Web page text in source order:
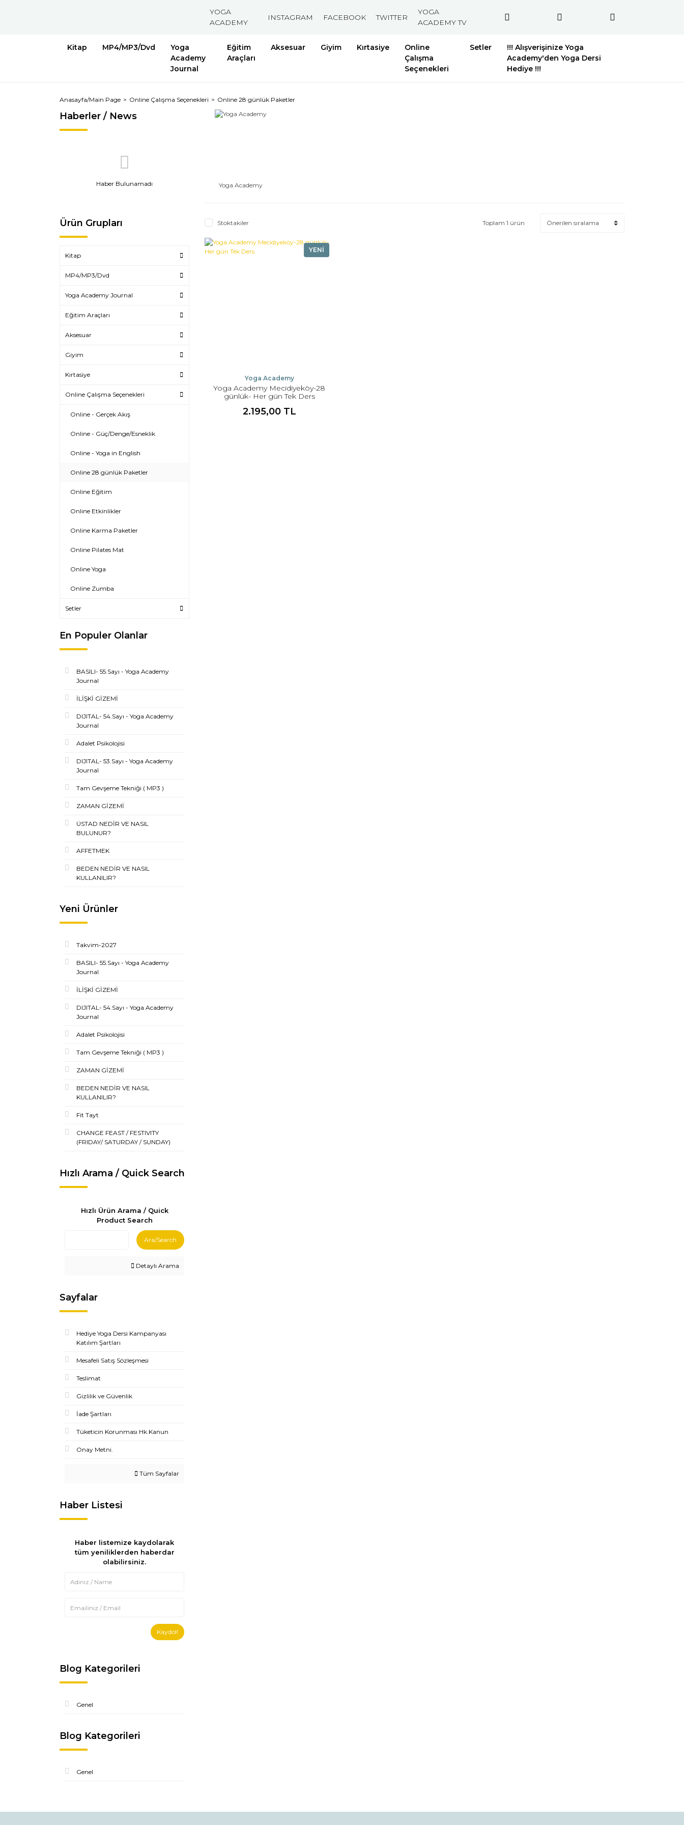
YOGA
ACADEMY
INSTAGRAM FACEBOOK TWITTER
YOGA
ACADEMY TV
Kitap MP4/MP3/Dvd
Yoga
Academy
Journal
Eğitim
Araçları
Aksesuar Giyim Kırtasiye
Online
Çalışma
Seçenekleri
Setler
!!! Alışverişinize Yoga
Academy'den Yoga Dersi
Hediye !!!
Anasayfa/Main Page Online Çalışma Seçenekleri Online 28 günlük Paketler
Haberler / News
Haber Bulunamadı
Ürün Grupları
Kitap
MP4/MP3/Dvd
Yoga Academy Journal
Eğitim Araçları
Aksesuar
Giyim
Kırtasiye
Online Çalışma Seçenekleri
Online - Gerçek Akış
Online - Güç/Denge/Esneklik
Online - Yoga in English
Online 28 günlük Paketler
Online Eğitim
Online Etkinlikler
Online Karma Paketler
Online Pilates Mat
Online Yoga
Online Zumba
Setler
En Populer Olanlar
BASILI- 55.Sayı - Yoga Academy
Journal
İLİŞKİ GİZEMİ
DIJITAL- 54.Sayı - Yoga Academy
Journal
Adalet Psikolojisi
DIJITAL- 53.Sayı - Yoga Academy
Journal
Tam Gevşeme Tekniği ( MP3 )
ZAMAN GİZEMİ
ÜSTAD NEDİR VE NASIL
BULUNUR?
AFFETMEK
BEDEN NEDİR VE NASIL
KULLANILIR?
Yeni Ürünler
Takvim-2027
BASILI- 55.Sayı - Yoga Academy
Journal
İLİŞKİ GİZEMİ
DIJITAL- 54.Sayı - Yoga Academy
Journal
Adalet Psikolojisi
Tam Gevşeme Tekniği ( MP3 )
ZAMAN GİZEMİ
BEDEN NEDİR VE NASIL
KULLANILIR?
Fit Tayt
CHANGE FEAST / FESTIVITY
(FRIDAY/ SATURDAY / SUNDAY)
Hızlı Arama / Quick Search
Hızlı Ürün Arama / Quick
Product Search
Ara/Search
Detaylı Arama
Sayfalar
Hediye Yoga Dersi Kampanyası
Katılım Şartları
Mesafeli Satış Sözleşmesi
Teslimat
Gizlilik ve Güvenlik
İade Şartları
Tüketicin Korunması Hk.Kanun
Onay Metni.
Tüm Sayfalar
Haber Listesi
Haber listemize kaydolarak
tüm yeniliklerden haberdar
olabilirsiniz.
Kaydol!
Blog Kategorileri
Genel
Blog Kategorileri
Genel
Yoga Academy
Stoktakiler Toplam 1 ürün
YENİ
Yoga Academy
Yoga Academy Mecidiyeköy-28
günlük- Her gün Tek Ders
2.195,00 TL